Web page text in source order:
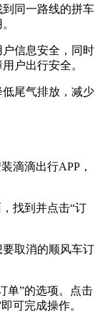
同一路线的拼车
信息安全，同时
户出行安全。
尾气排放，减少
滴滴出行APP，
找到并点击“订
取消的顺风车订
单”的选项。点击
可完成操作。